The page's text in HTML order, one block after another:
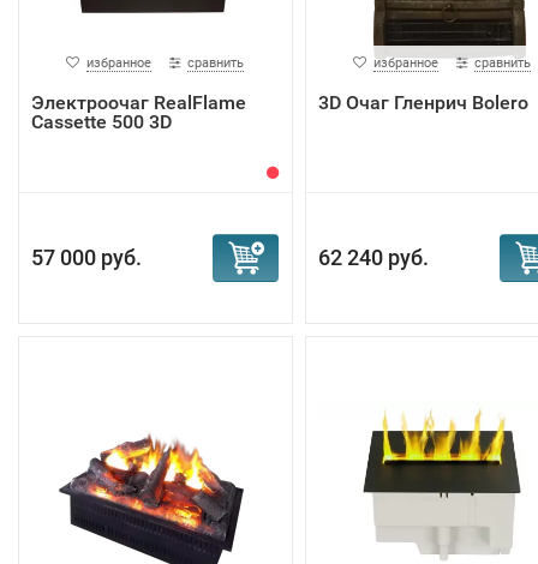
избранное сравнить
Электроочаг RealFlame
Cassette 500 3D
57 000 руб.
избранное сравнить
3D Очаг Гленрич Bolero
62 240 руб.